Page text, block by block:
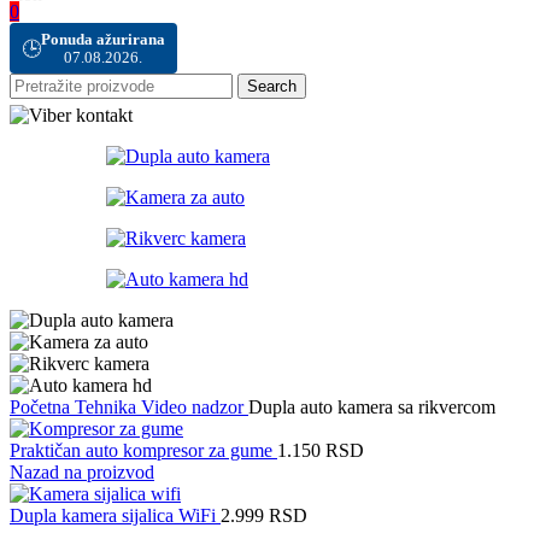
0
🕒Ponuda ažurirana
07.08.2026.
Search
Početna Tehnika Video nadzorDupla auto kamera sa rikvercom
Praktičan auto kompresor za gume 1.150 RSD
Nazad na proizvod
Dupla kamera sijalica WiFi 2.999 RSD